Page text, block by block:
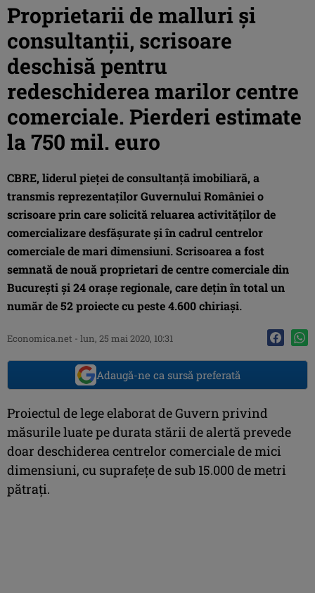
Proprietarii de malluri şi
consultanţii, scrisoare
deschisă pentru
redeschiderea marilor centre
comerciale. Pierderi estimate
la 750 mil. euro
CBRE, liderul pieței de consultanță imobiliară, a
transmis reprezentaților Guvernului României o
scrisoare prin care solicită reluarea activităților de
comercializare desfășurate și în cadrul centrelor
comerciale de mari dimensiuni. Scrisoarea a fost
semnată de nouă proprietari de centre comerciale din
București și 24 orașe regionale, care dețin în total un
număr de 52 proiecte cu peste 4.600 chiriași.
Economica.net - lun, 25 mai 2020, 10:31
Adaugă-ne ca sursă preferată
Proiectul de lege elaborat de Guvern privind
măsurile luate pe durata stării de alertă prevede
doar deschiderea centrelor comerciale de mici
dimensiuni, cu suprafețe de sub 15.000 de metri
pătrați.